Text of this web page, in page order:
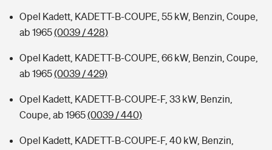
Opel Kadett, KADETT-B-COUPE, 55 kW, Benzin, Coupe,
ab 1965(0039 / 428)
Opel Kadett, KADETT-B-COUPE, 66 kW, Benzin, Coupe,
ab 1965(0039 / 429)
Opel Kadett, KADETT-B-COUPE-F, 33 kW, Benzin,
Coupe, ab 1965(0039 / 440)
Opel Kadett, KADETT-B-COUPE-F, 40 kW, Benzin,